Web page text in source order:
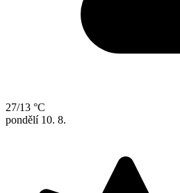
27/13 °C
pondělí 10. 8.